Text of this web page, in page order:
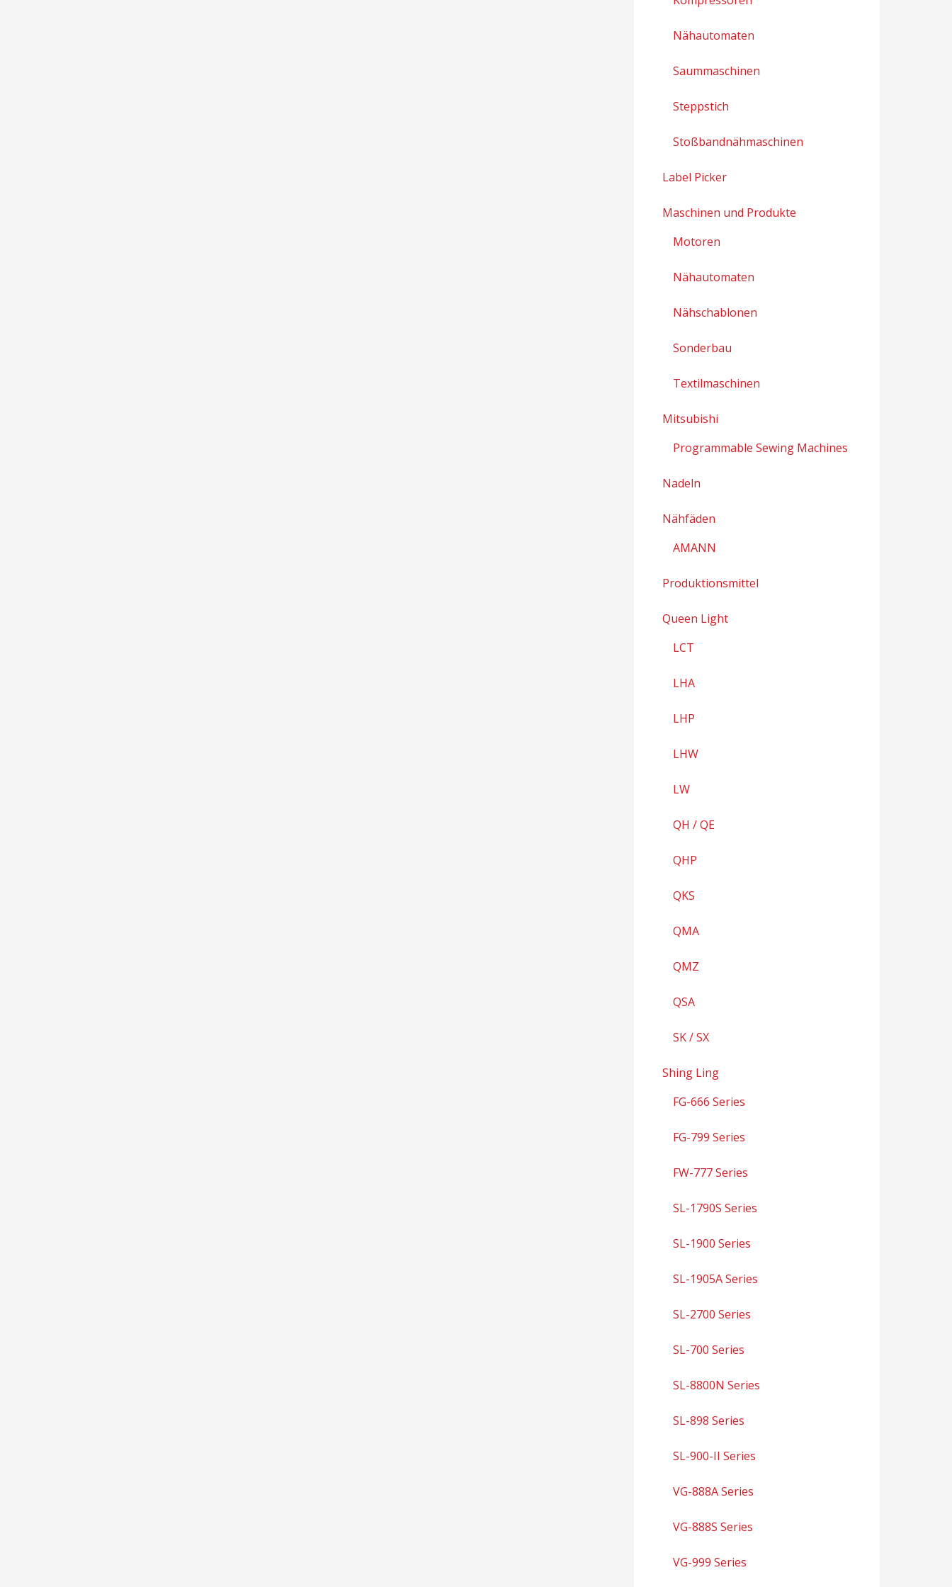
Nähautomaten
Saummaschinen
Steppstich
Stoßbandnähmaschinen
Label Picker
Maschinen und Produkte
Motoren
Nähautomaten
Nähschablonen
Sonderbau
Textilmaschinen
Mitsubishi
Programmable Sewing Machines
Nadeln
Nähfäden
AMANN
Produktionsmittel
Queen Light
LCT
LHA
LHP
LHW
LW
QH / QE
QHP
QKS
QMA
QMZ
QSA
SK / SX
Shing Ling
FG-666 Series
FG-799 Series
FW-777 Series
SL-1790S Series
SL-1900 Series
SL-1905A Series
SL-2700 Series
SL-700 Series
SL-8800N Series
SL-898 Series
SL-900-II Series
VG-888A Series
VG-888S Series
VG-999 Series